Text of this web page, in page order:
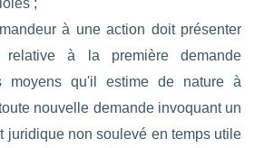
à une action doit présenter
relative à la première demande
moyens qu'il estime de nature à
nouvelle demande invoquant un
juridique non soulevé en temps utile